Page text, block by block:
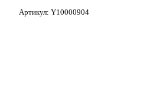
Артикул: Y10000904